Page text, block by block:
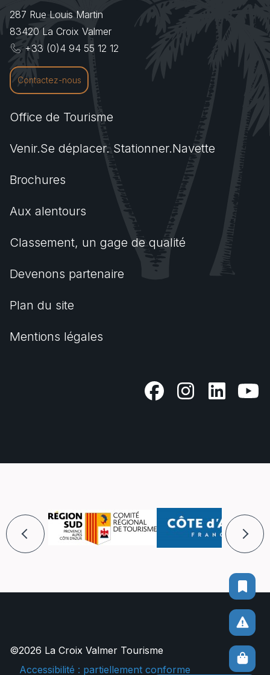
287 Rue Louis Martin
83420 La Croix Valmer
+33 (0)4 94 55 12 12
Contactez-nous
Office de Tourisme
Venir.Se déplacer. Stationner.Navette
Brochures
Aux alentours
Classement, un gage de qualité
Devenons partenaire
Plan du site
Mentions légales
©2026 La Croix Valmer Tourisme
Accessibilité : partiellement conforme